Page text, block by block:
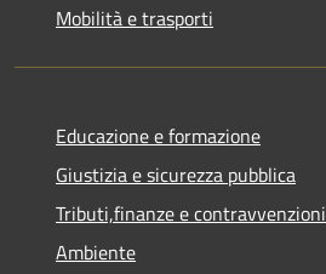
Mobilità e trasporti
Educazione e formazione
Giustizia e sicurezza pubblica
Tributi,finanze e contravvenzioni
Ambiente